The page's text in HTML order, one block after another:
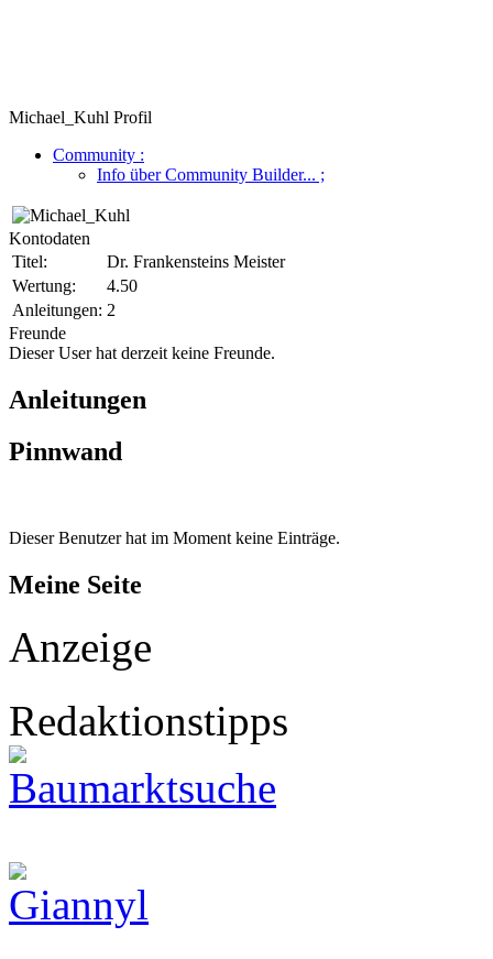
Michael_Kuhl Profil
Community :
Info über Community Builder... ;
Kontodaten
Titel:
Dr. Frankensteins Meister
Wertung:
4.50
Anleitungen: 2
Freunde
Dieser User hat derzeit keine Freunde.
Anleitungen
Pinnwand
Dieser Benutzer hat im Moment keine Einträge.
Meine Seite
Anzeige
Redaktionstipps